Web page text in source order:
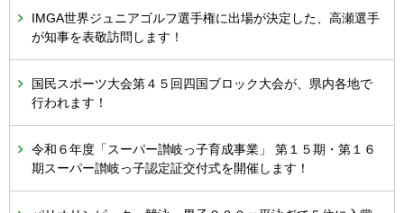
IMGA世界ジュニアゴルフ選手権に出場が決定した、高瀬選手
が知事を表敬訪問します！
国民スポーツ大会第４５回四国ブロック大会が、県内各地で
行われます！
令和６年度「スーパー讃岐っ子育成事業」 第１５期・第１６
期スーパー讃岐っ子認定証交付式を開催します！